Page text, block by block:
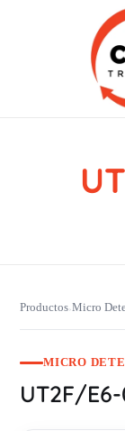
CYP Trading
Professionelle Ersatzteilbeschaffung
Productos›Micro
MICRO
UT2F/